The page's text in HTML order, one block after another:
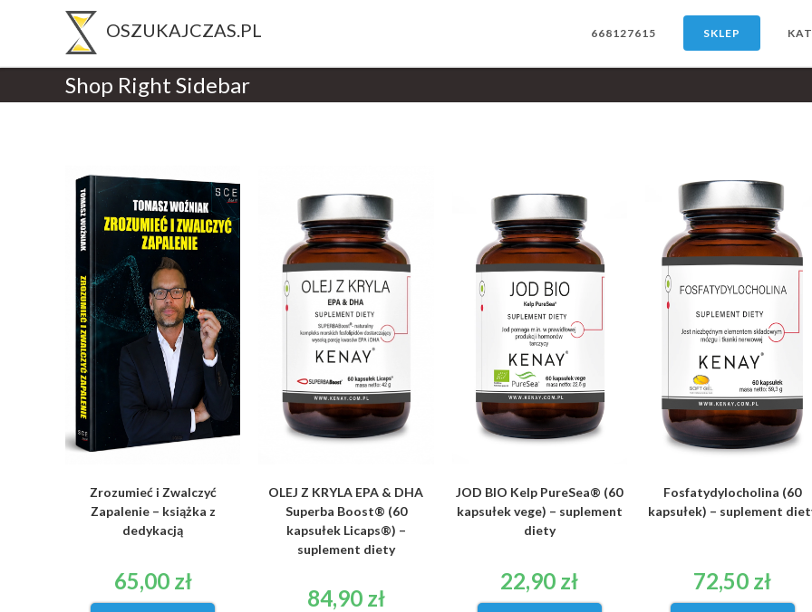
668127615 SKLEP
Shop Right Sidebar
Zrozumieć i Zwalczyć
Zapalenie – książka z
dedykacją
65,00 zł
OLEJ Z KRYLA EPA & DHA
Superba Boost® (60
kapsułek Licaps®) –
suplement diety
84,90 zł
JOD BIO Kelp PureSea® (60
kapsułek vege) – suplement
diety
22,90 zł
Fosfatydylocholina (60
kapsułek) – suplement
72,50 zł